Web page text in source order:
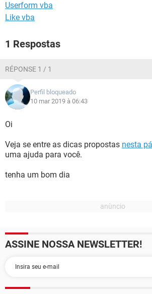
Userform vba
Like vba
1 Respostas
RÉPONSE 1 / 1
Perfil bloqueado
10 mar 2019 à 06:43
Oi
Veja se entre as dicas propostas nesta
uma ajuda para você.
tenha um bom dia
ASSINE NOSSA NEWSLETTER!